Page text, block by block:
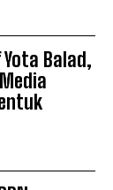
Balad,